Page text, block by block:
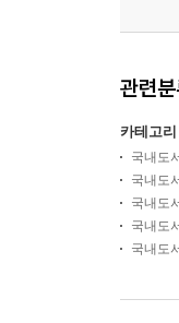
관련
카테고
국내도
국내도
국내도
국내도
국내도